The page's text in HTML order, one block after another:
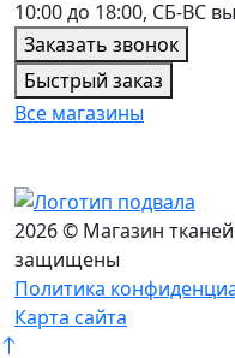
10:00 до 18:00, СБ-ВС
Заказать звонок
Быстрый заказ
Все магазины
2026 © Магазин
защищены
Политика
Карта сайта